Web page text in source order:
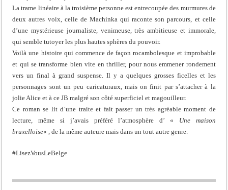
La trame linéaire à la troisième personne est entrecoupée des murmures de
deux autres voix, celle de Machinka qui raconte son parcours, et celle
d’une mystérieuse journaliste, venimeuse, très ambitieuse et immorale,
qui semble tutoyer les plus hautes sphères du pouvoir.
Voilà une histoire qui commence de façon rocambolesque et improbable
et qui se transforme bien vite en thriller, pour nous emmener rondement
vers un final à grand suspense. Il y a quelques grosses ficelles et les
personnages sont un peu caricaturaux, mais on finit par s’attacher à la
jolie Alice et à ce JB malgré son côté superficiel et magouilleur.
Ce roman se lit d’une traite et fait passer un très agréable moment de
lecture, même si j’avais préféré l’atmosphère d’ « Une maison
bruxelloise« , de la même auteure mais dans un tout autre genre.
#LisezVousLeBelge